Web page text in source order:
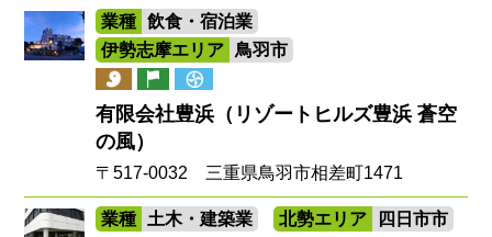
業種
飲食・宿泊業
伊勢志摩エリア
鳥羽市
有限会社豊浜（リゾートヒルズ豊浜 蒼空
の風）
〒517-0032 三重県鳥羽市相差町1471
業種 土木・建築業 北勢エリア 四日市市